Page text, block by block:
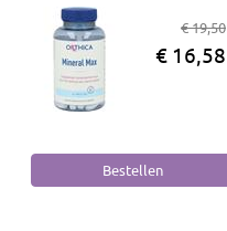
€ 19,50
€ 16,58